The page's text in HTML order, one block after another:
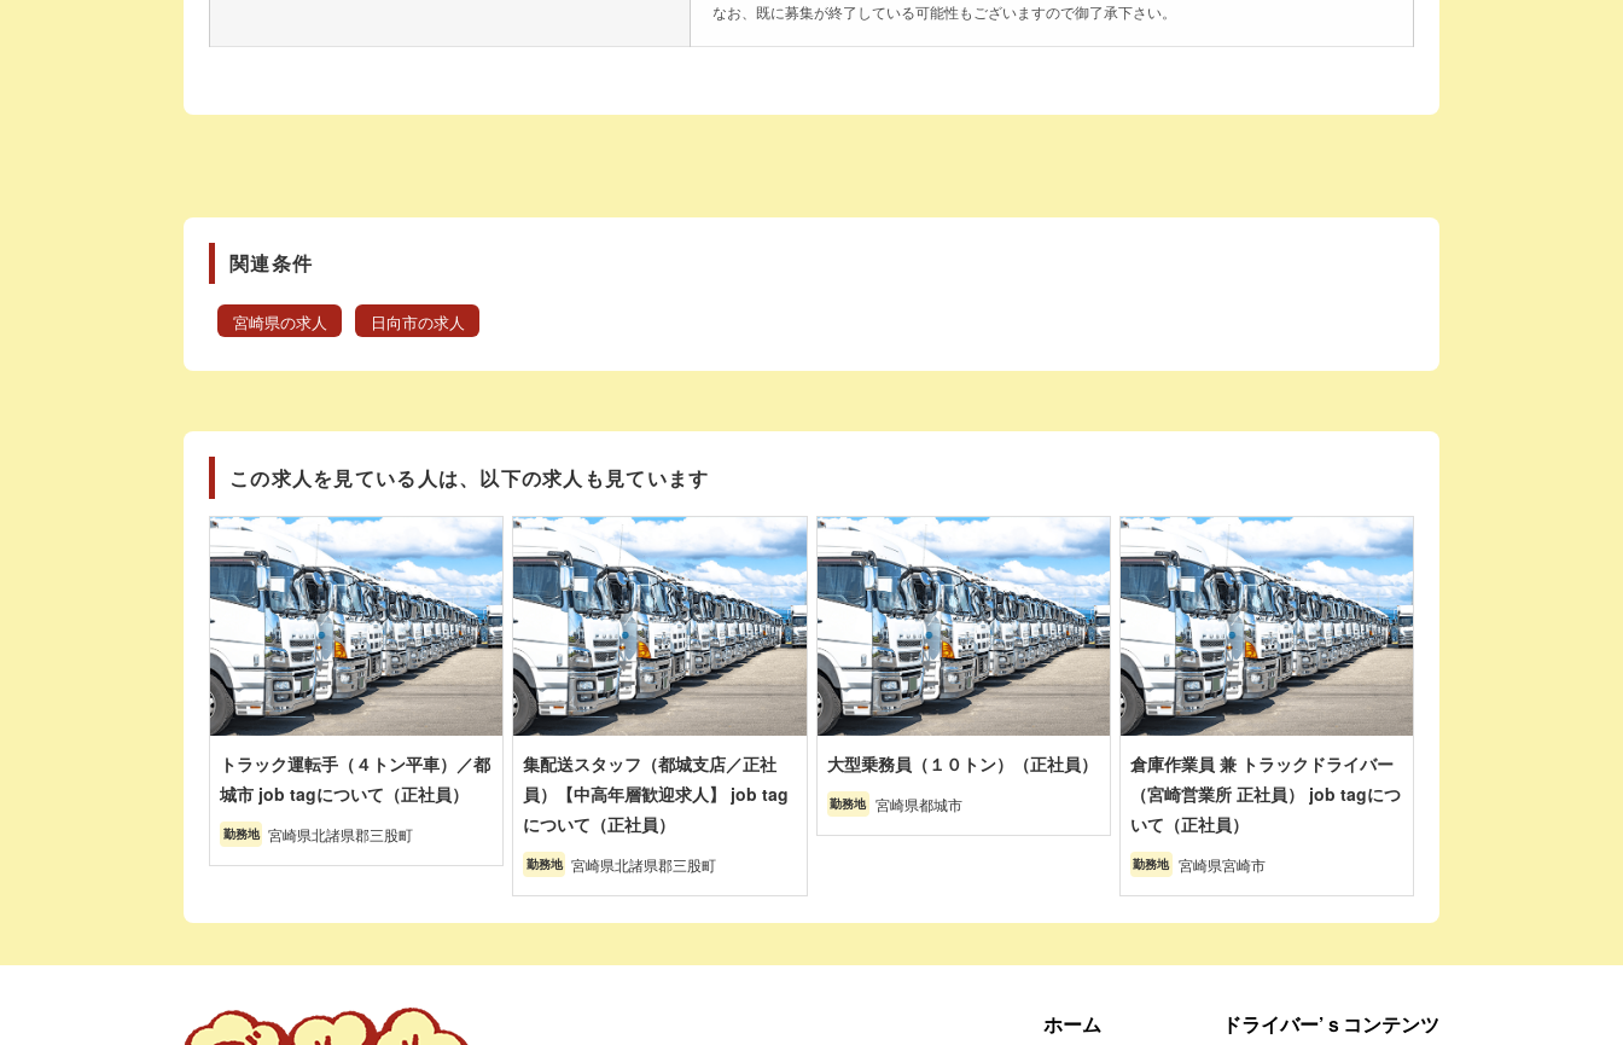
なお、既に募集が終了している可能性もございますので御了承下さい。
関連条件
宮崎県の求人 日向市の求人
この求人を見ている人は、以下の求人も見ています
トラック運転手（４トン平車）／都
城市 job tagについて（正社員）
勤務地 宮崎県北諸県郡三股町
集配送スタッフ（都城支店／正社
員）【中高年層歓迎求人】 job tag
について（正社員）
勤務地 宮崎県北諸県郡三股町
大型乗務員（１０トン）（正社員）
勤務地 宮崎県都城市
倉庫作業員 兼 トラックドライバー
（宮崎営業所 正社員） job tagにつ
いて（正社員）
勤務地 宮崎県宮崎市
ホーム ドライバー’ｓコンテンツ